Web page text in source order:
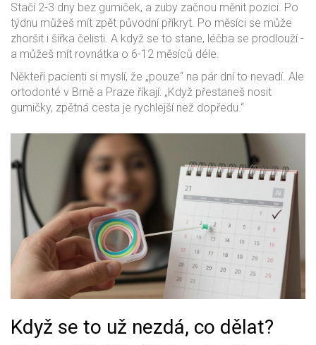
Stačí 2-3 dny bez gumiček, a zuby začnou měnit pozici. Po
týdnu můžeš mít zpět původní příkryt. Po měsíci se může
zhoršit i šířka čelisti. A když se to stane, léčba se prodlouží -
a můžeš mít rovnátka o 6-12 měsíců déle.
Někteří pacienti si myslí, že „pouze“ na pár dní to nevadí. Ale
ortodonté v Brně a Praze říkají: „Když přestaneš nosit
gumičky, zpětná cesta je rychlejší než dopředu.“
Když se to už nezdá, co dělat?